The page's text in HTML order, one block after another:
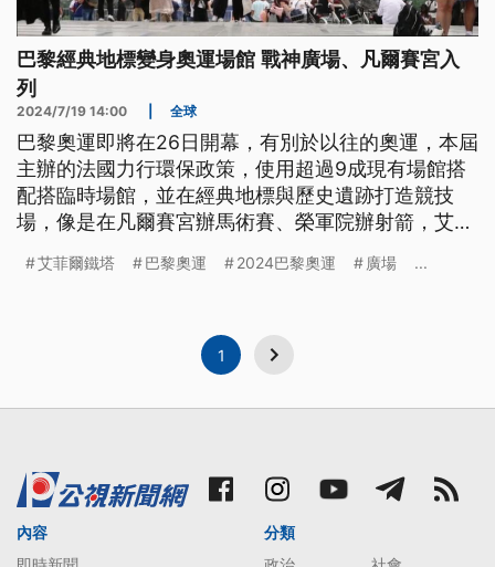
巴黎經典地標變身奧運場館 戰神廣場、凡爾賽宮入
列
2024/7/19 14:00 全球
巴黎奧運即將在26日開幕，有別於以往的奧運，本屆
主辦的法國力行環保政策，使用超過9成現有場館搭
配搭臨時場館，並在經典地標與歷史遺跡打造競技
場，像是在凡爾賽宮辦馬術賽、榮軍院辦射箭，艾菲
目，這些景點絕大多數也被劃入馬拉松賽道中。
艾菲爾鐵塔 巴黎奧運 2024巴黎奧運 廣場 ...
1
內容
分類